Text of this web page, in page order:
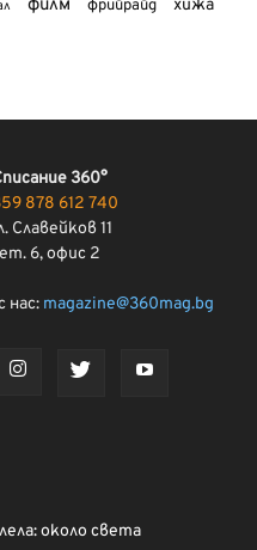
филм фрийрайд хижа
360°
878 612 740
Славейков 11
ет. 6, офис 2
нас: magazine@360mag.bg
около света